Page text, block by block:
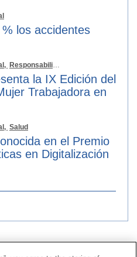
los accidentes
Responsabilidad Social
la IX Edición del
Trabajadora en
Salud
en el Premio
en Digitalización